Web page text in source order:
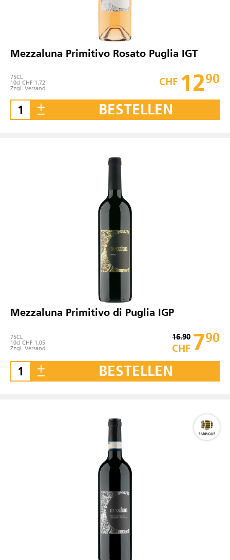
Mezzaluna Primitivo Rosato Puglia IGT
75CL
10cl CHF 1.72
Zzgl. Versand
CHF 1290
BESTELLEN
Mezzaluna Primitivo di Puglia IGP
75CL
10cl CHF 1.05
Zzgl. Versand
16.90
CHF 790
BESTELLEN